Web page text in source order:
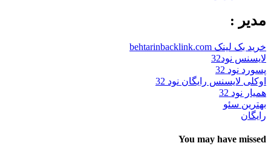
مدیر :
خرید بک لینک behtarinbacklink.com
لایسنس نود32
پسورد نود 32
اوکلی لایسنس رایگان نود 32
همیار نود 32
بهترین سئو
رایگان
You may have missed